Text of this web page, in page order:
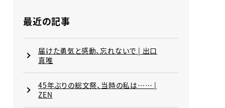
最近の記事
届けた勇気と感動、忘れないで | 出口
真唯
45年ぶりの総文祭、当時の私は…… |
ZEN